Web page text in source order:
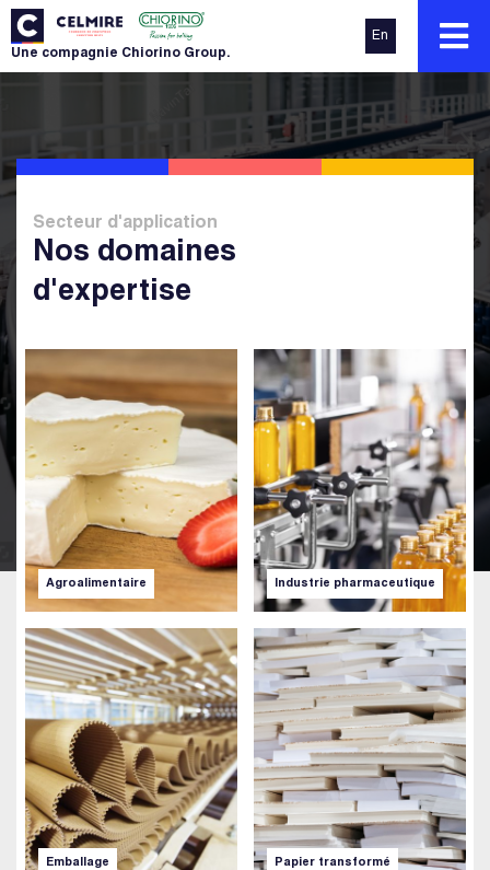
Une compagnie Chiorino Group.
En
Secteur d'application
Nos domaines
d'expertise
Agroalimentaire Industrie pharmaceutique
Emballage Papier transformé